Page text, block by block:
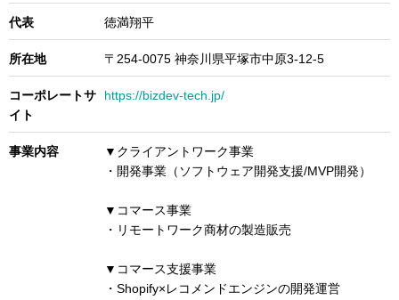
代表 徳満翔平
所在地 〒254-0075 神奈川県平塚市中原3-12-5
コーポレートサ
イト
https://bizdev-tech.jp/
事業内容
▼クライアントワーク事業
・開発事業（ソフトウェア開発支援/MVP開発）
▼コマース事業
・リモートワーク商材の製造販売
▼コマース支援事業
・Shopify×レコメンドエンジンの開発運営